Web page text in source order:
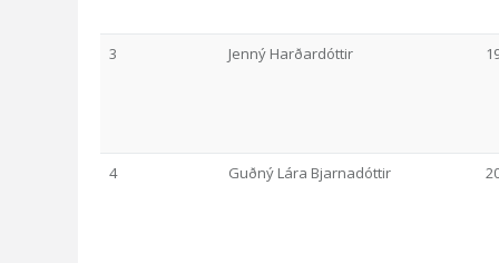
3 Jenný Harðardóttir
4 Guðný Lára Bjarnadóttir